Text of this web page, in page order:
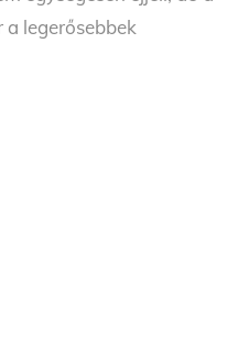
a legerősebbek